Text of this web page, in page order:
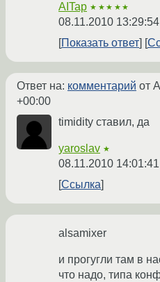
AITap ★★★★★
08.11.2010
Показать ответ
Ответ на: комментарий от
+00:00
timidity ставил, да
yaroslav ★
08.11.2010
Ссылка
alsamixer
и прогугли там в
что надо, типа